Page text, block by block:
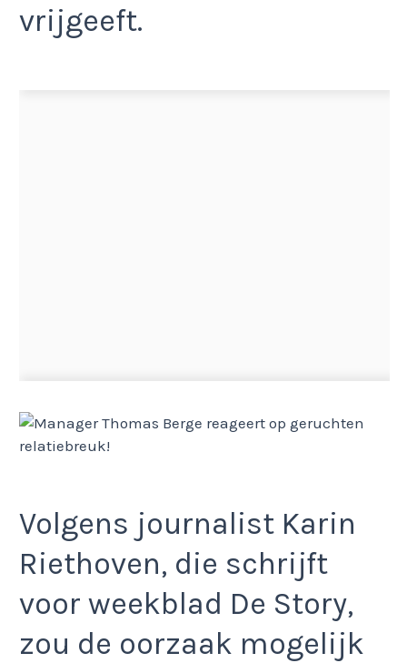
vrijgeeft.
Volgens journalist Karin
Riethoven, die schrijft
voor weekblad De Story,
zou de oorzaak mogelijk